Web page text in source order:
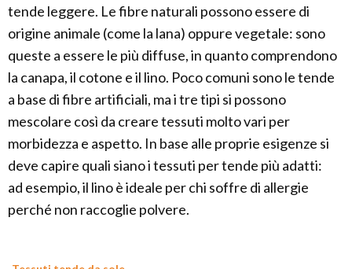
tende leggere. Le fibre naturali possono essere di
origine animale (come la lana) oppure vegetale: sono
queste a essere le più diffuse, in quanto comprendono
la canapa, il cotone e il lino. Poco comuni sono le tende
a base di fibre artificiali, ma i tre tipi si possono
mescolare così da creare tessuti molto vari per
morbidezza e aspetto. In base alle proprie esigenze si
deve capire quali siano i tessuti per tende più adatti:
ad esempio, il lino è ideale per chi soffre di allergie
perché non raccoglie polvere.